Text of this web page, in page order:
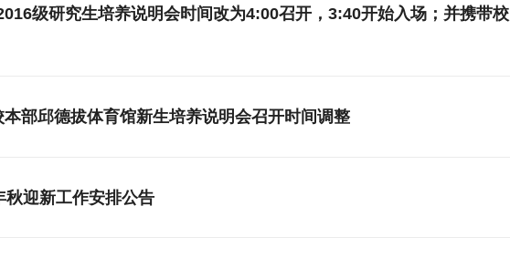
级研究生培养说明会时间改为4:00召开，3:40开始入场；并携带校
部邱德拔体育馆新生培养说明会召开时间调整
迎新工作安排公告